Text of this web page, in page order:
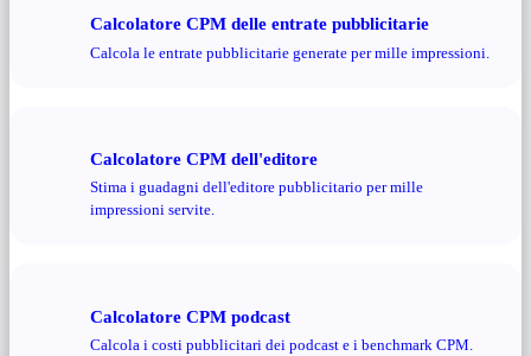
Calcolatore CPM delle entrate pubblicitarie
Calcola le entrate pubblicitarie generate per mille impressioni.
Calcolatore CPM dell'editore
Stima i guadagni dell'editore pubblicitario per mille
impressioni servite.
Calcolatore CPM podcast
Calcola i costi pubblicitari dei podcast e i benchmark CPM.